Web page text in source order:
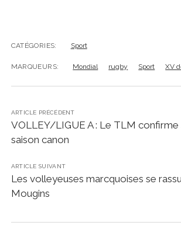
CATÉGORIES: Sport
MARQUEURS: Mondial rugby Sport XV
ARTICLE PRÉCÉDENT
VOLLEY/LIGUE A : Le TLM
saison canon
ARTICLE SUIVANT
Les volleyeuses marcquoises se
Mougins